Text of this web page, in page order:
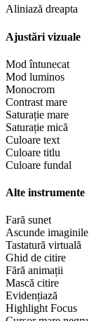
Aliniază dreapta
Ajustări vizuale
Mod întunecat
Mod luminos
Monocrom
Contrast mare
Saturație mare
Saturație mică
Culoare text
Culoare titlu
Culoare fundal
Alte instrumente
Fară sunet
Ascunde imaginile
Tastatură virtuală
Ghid de citire
Fără animații
Mască citire
Evidențiază
Highlight Focus